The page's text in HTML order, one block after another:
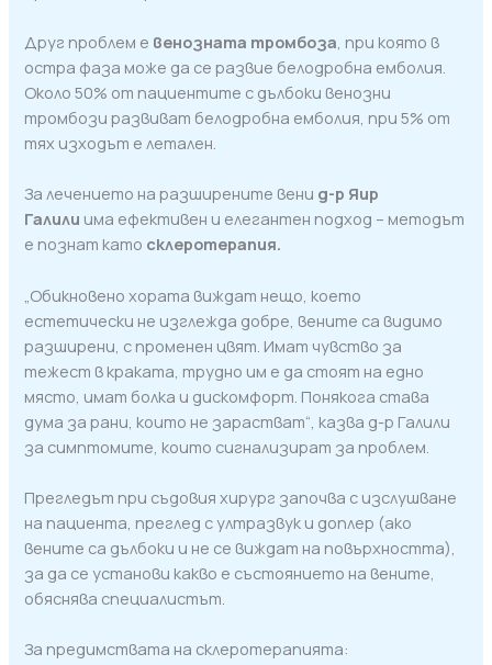
Друг проблем е венозната тромбоза, при която в
остра фаза може да се развие белодробна емболия.
Около 50% от пациентите с дълбоки венозни
тромбози развиват белодробна емболия, при 5% от
тях изходът е летален.
За лечението на разширените вени д-р Яир
Галили има ефективен и елегантен подход – методът
е познат като склеротерапия.
„Обикновено хората виждат нещо, което
естетически не изглежда добре, вените са видимо
разширени, с променен цвят. Имат чувство за
тежест в краката, трудно им е да стоят на едно
място, имат болка и дискомфорт. Понякога става
дума за рани, които не зарастват“, казва д-р Галили
за симптомите, които сигнализират за проблем.
Прегледът при съдовия хирург започва с изслушване
на пациента, преглед с ултразвук и доплер (ако
вените са дълбоки и не се виждат на повърхността),
за да се установи какво е състоянието на вените,
обяснява специалистът.
За предимствата на склеротерапията: